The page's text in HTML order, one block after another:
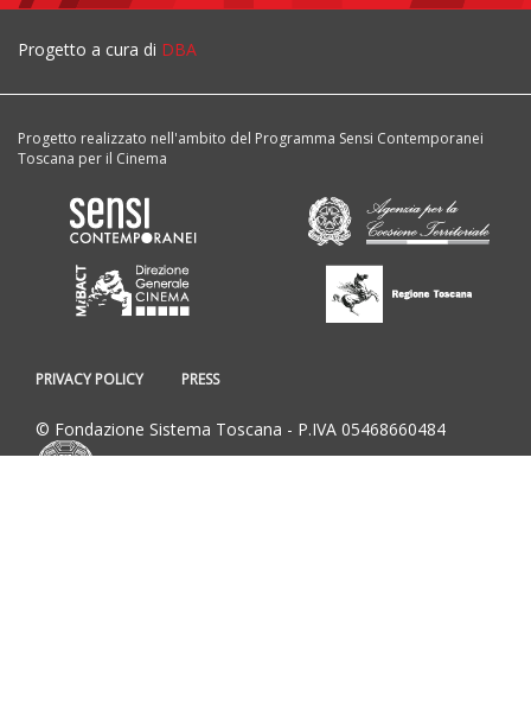
Progetto a cura di DBA
Progetto realizzato nell'ambito del Programma Sensi Contemporanei
Toscana per il Cinema
PRIVACY POLICY PRESS
© Fondazione Sistema Toscana - P.IVA 05468660484